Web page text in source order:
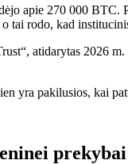
apie 270 000
tai rodo, kad
atidarytas 2026